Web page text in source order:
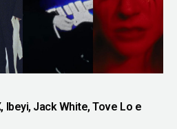
Ibeyi, Jack White, Tove Lo e